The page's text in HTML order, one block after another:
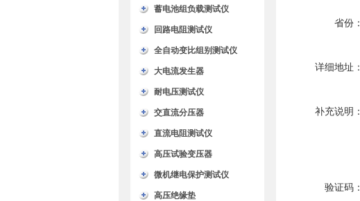
蓄电池组负载测试仪
回路电阻测试仪
全自动变比组别测试仪
大电流发生器
耐电压测试仪
交直流分压器
直流电阻测试仪
高压试验变压器
微机继电保护测试仪
高压绝缘垫
省份：
详细地址：
补充说明：
验证码：